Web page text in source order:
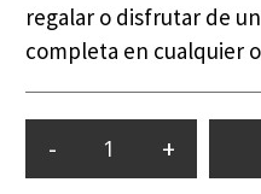
regalar o disfrutar de
completa en cualquier
- +